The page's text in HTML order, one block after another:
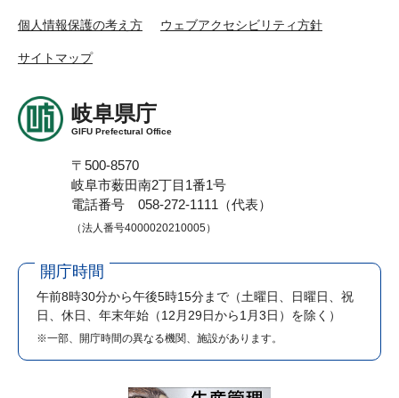
個人情報保護の考え方 ウェブアクセシビリティ方針
サイトマップ
岐阜県庁
GIFU Prefectural Office
〒500-8570
岐阜市薮田南2丁目1番1号
電話番号 058-272-1111（代表）
（法人番号4000020210005）
開庁時間
午前8時30分から午後5時15分まで （土曜日、日曜日、祝
日、休日、年末年始（12月29日から1月3日）を除く）
※一部、開庁時間の異なる機関、施設があります。